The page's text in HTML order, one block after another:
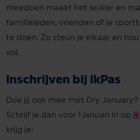
meedoen maakt het leuker en
familieleden, vrienden of je
te doen. Zo steun je elkaar en
vol.
Inschrijven bij IkPas
Doe jij ook mee met Dry January?
Schrijf je dan voor 1 januari in op
krijg je: